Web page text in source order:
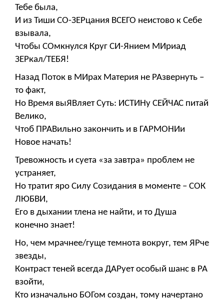
Тебе была,
И из Тиши СО-ЗЕРцания ВСЕГО неистово к Себе
взывала,
Чтобы СОмкнулся Круг СИ-Янием МИриад
ЗЕРкал/ТЕБЯ!
Назад Поток в МИрах Материя не РАзвернуть –
то факт,
Но Время выЯВляет Суть: ИСТИНу СЕЙЧАС питай
Велико,
Чтоб ПРАВильно закончить и в ГАРМОНИи
Новое начать!
Тревожность и суета «за завтра» проблем не
устраняет,
Но тратит яро Силу Созидания в моменте – СОК
ЛЮБВИ,
Его в дыхании тлена не найти, и то Душа
конечно знает!
Но, чем мрачнее/гуще темнота вокруг, тем ЯРче
звезды,
Контраст теней всегда ДАРует особый шанс в РА
взойти,
Кто изначально БОГом создан, тому начертано